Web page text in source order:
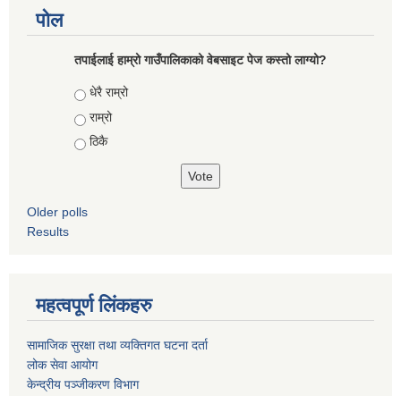
पोल
तपाईलाई हाम्रो गाउँपालिकाको वेबसाइट पेज कस्तो लाग्यो?
Choices
धेरै राम्रो
राम्रो
ठिकै
Older polls
Results
महत्वपूर्ण लिंकहरु
सामाजिक सुरक्षा तथा व्यक्तिगत घटना दर्ता
लोक सेवा आयोग
केन्द्रीय पञ्जीकरण विभाग